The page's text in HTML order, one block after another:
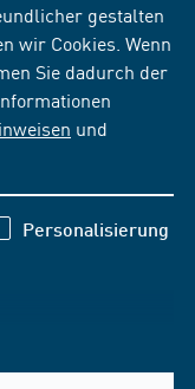
gestalten
wir Cookies. Wenn
Sie dadurch der
und
Personalisierung